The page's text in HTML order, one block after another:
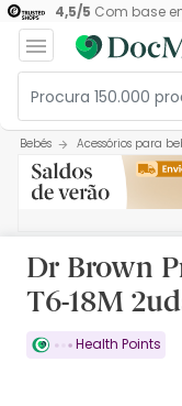
4,5/5 Com base
Bebés Acessórios para
Dr Brown
T6-18M
Health Points